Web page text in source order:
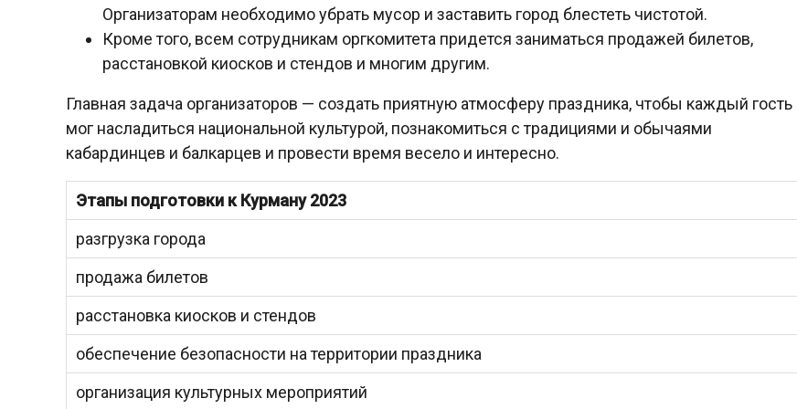
Организаторам необходимо убрать мусор и заставить город блестеть чистотой.
Кроме того, всем сотрудникам оргкомитета придется заниматься продажей билетов,
расстановкой киосков и стендов и многим другим.
Главная задача организаторов — создать приятную атмосферу праздника, чтобы каждый гость
мог насладиться национальной культурой, познакомиться с традициями и обычаями
кабардинцев и балкарцев и провести время весело и интересно.
Этапы подготовки к Курману 2023
разгрузка города
продажа билетов
расстановка киосков и стендов
обеспечение безопасности на территории праздника
организация культурных мероприятий